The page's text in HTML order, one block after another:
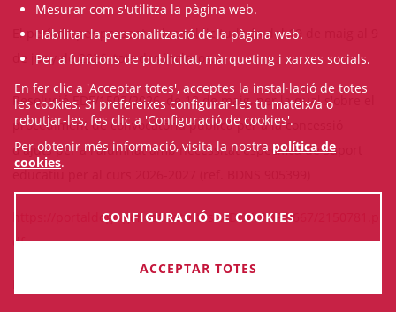
El període per presentar les sol·licituds és del 19 de maig al 9
de juny de 2026, tots dos inclosos.
Resolució EDF/1503/2026, de 12 de maig, per la qual s'obre el
procediment de convocatòria pública per a la concessió
d'ajuts per a l'alumnat amb necessitat específica de suport
educatiu per al curs 2026-2027 (ref. BDNS 905399)
https://portaldogc.gencat.cat/utilsEADOP/PDF/9667/2150781.p
df
Mesurar com s'utilitza la pàgina web.
Habilitar la personalització de la pàgina web.
Per a funcions de publicitat, màrqueting i xarxes socials.
En fer clic a 'Acceptar totes', acceptes la instal·lació de totes
les cookies. Si prefereixes configurar-les tu mateix/a o
rebutjar-les, fes clic a 'Configuració de cookies'.
Per obtenir més informació, visita la nostra política de
cookies.
CONFIGURACIÓ DE COOKIES
ACCEPTAR TOTES